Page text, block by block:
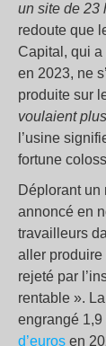
un site de 23
redoute que
Capital, qui a
en 2023, ne
produite sur
voulaient
l’usine
fortune
Déplorant un
annoncé en
travailleurs
aller produire
rejeté par
rentable ».
engrangé
d’euros en